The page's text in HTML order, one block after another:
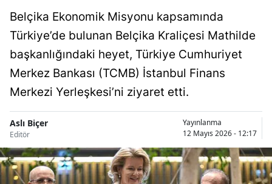
Belçika Ekonomik Misyonu kapsamında
Türkiye’de bulunan Belçika Kraliçesi Mathilde
başkanlığındaki heyet, Türkiye Cumhuriyet
Merkez Bankası (TCMB) İstanbul Finans
Merkezi Yerleşkesi’ni ziyaret etti.
Aslı Biçer
Editör
Yayınlanma
12 Mayıs 2026 - 12:17